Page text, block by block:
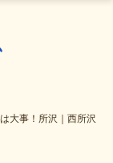
大事！所沢｜西所沢